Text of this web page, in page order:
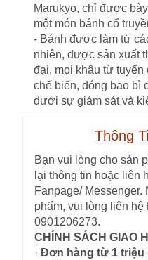
Marukyo, chỉ được
một món bánh cổ
- Bánh được làm từ
nhiên, được sản xuất
đại, mọi khâu từ
chế biến, đóng bao bì
dưới sự giám sát và
Thông
Bạn vui lòng cho sản
lại thông tin hoặc liên
Fanpage/
phẩm, vui lòng liên hệ
0901206273.
CHÍNH SÁCH GIAO
· Đơn hàng từ 1 triệu